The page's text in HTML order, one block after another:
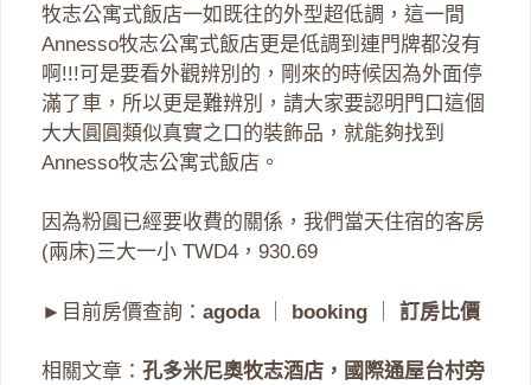
牧志公寓式飯店一如既往的外型超低調，這一間
Annesso牧志公寓式飯店更是低調到連門牌都沒有
啊!!!可是要看外觀辨別的，剛來的時候因為外面停
滿了車，所以更是難辨別，請大家要認明門口這個
大大圓圓類似真實之口的裝飾品，就能夠找到
Annesso牧志公寓式飯店。
因為粉圓已經要收費的關係，我們當天住宿的客房
(兩床)三大一小 TWD4，930.69
►目前房價查詢： agoda｜ booking 訂房比價
相關文章： 孔多米尼奧牧志酒店，國際通屋台村旁